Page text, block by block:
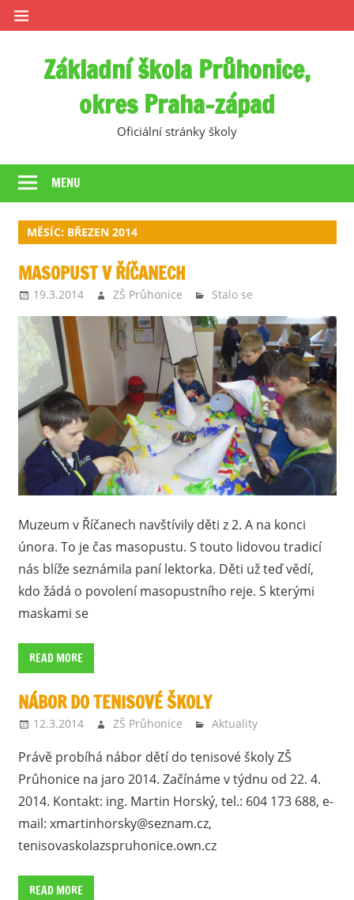
Skip
to
Základní škola Průhonice,
okres Praha-západ
Oficiální stránky školy
MENU
MĚSÍC: BŘEZEN 2014
MASOPUST V ŘÍČANECH
19.3.2014 ZŠ Průhonice Stalo se
Muzeum v Říčanech navštívily děti z 2. A na konci
února. To je čas masopustu. S touto lidovou tradicí
nás blíže seznámila paní lektorka. Děti už teď vědí,
kdo žádá o povolení masopustního reje. S kterými
maskami se
READ MORE
NÁBOR DO TENISOVÉ ŠKOLY
12.3.2014 ZŠ Průhonice Aktuality
Právě probíhá nábor dětí do tenisové školy ZŠ
Průhonice na jaro 2014. Začínáme v týdnu od 22. 4.
2014. Kontakt: ing. Martin Horský, tel.: 604 173 688, e-
mail: xmartinhorsky@seznam.cz,
tenisovaskolazspruhonice.own.cz
READ MORE